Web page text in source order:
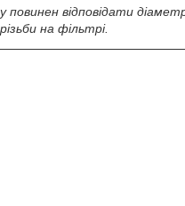
повинен відповідати
на фільтрі.